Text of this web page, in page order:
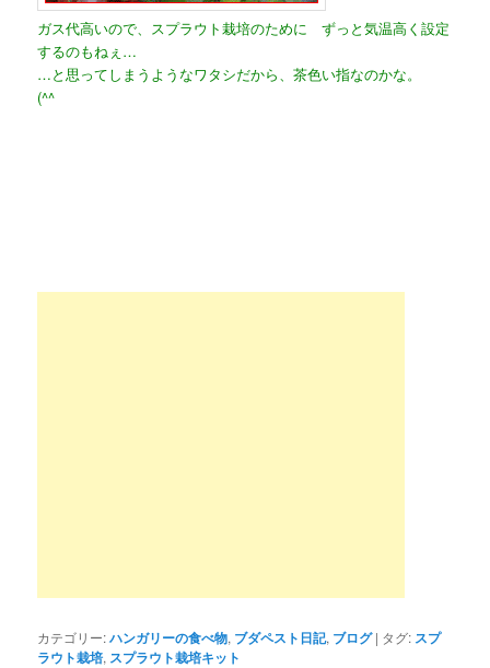
ガス代高いので、スプラウト栽培のために ずっと気温高く設定
するのもねぇ…
…と思ってしまうようなワタシだから、茶色い指なのかな。
(^^ゞ
カテゴリー:ハンガリーの食べ物, ブダペスト日記, ブログ | タグ: スプ
ラウト栽培, スプラウト栽培キット